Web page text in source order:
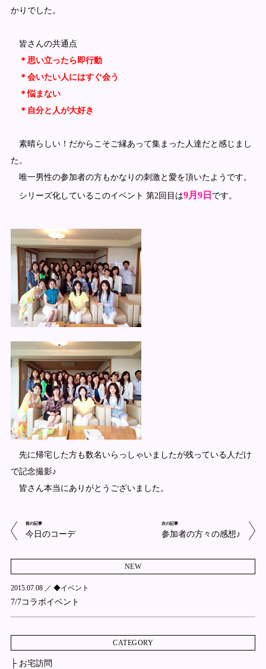
かりでした。
皆さんの共通点
＊思い立ったら即行動
＊会いたい人にはすぐ会う
＊悩まない
＊自分と人が大好き
素晴らしい！だからこそご縁あって集まった人達だと感じまし
た。
唯一男性の参加者の方もかなりの刺激と愛を頂いたようです。
シリーズ化しているこのイベント 第2回目は9月9日 です。
先に帰宅した方も数名いらっしゃいましたが残っている人だけ
で記念撮影♪
皆さん本当にありがとうございました。
前の記事
今日のコーデ
次の記事
参加者の方々の感想♪
NEW
2015.07.08 ／ ◆イベント
7/7コラボイベント
CATEGORY
├ お宅訪問